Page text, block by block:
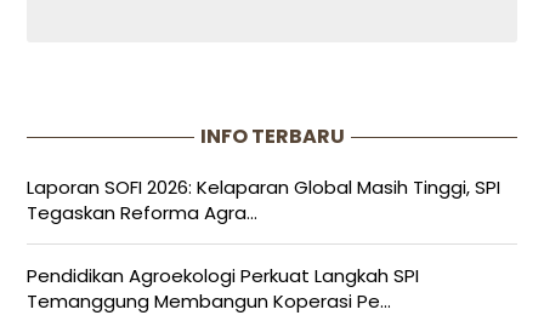
INFO TERBARU
Laporan SOFI 2026: Kelaparan Global Masih Tinggi, SPI
Tegaskan Reforma Agra...
Pendidikan Agroekologi Perkuat Langkah SPI
Temanggung Membangun Koperasi Pe...